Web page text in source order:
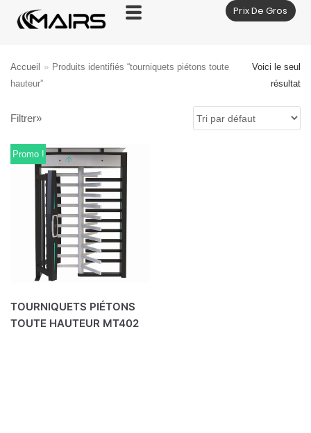
Aller
au
Prix De Gros
Accueil » Produits identifiés “tourniquets piétons toute
hauteur”
Voici le seul
résultat
Filtrer»
Promo !
TOURNIQUETS PIÉTONS
TOUTE HAUTEUR MT402